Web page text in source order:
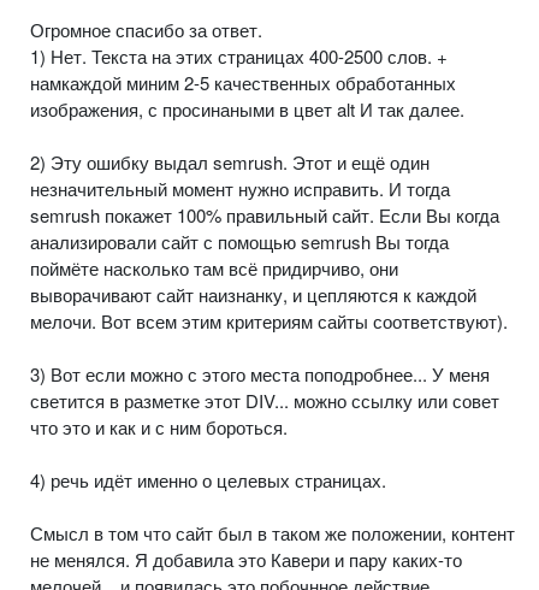
Огромное спасибо за ответ.
1) Нет. Текста на этих страницах 400-2500 слов. +
намкаждой миним 2-5 качественных обработанных
изображения, с просинаными в цвет alt И так далее.
2) Эту ошибку выдал semrush. Этот и ещё один
незначительный момент нужно исправить. И тогда
semrush покажет 100% правильный сайт. Если Вы когда
анализировали сайт с помощью semrush Вы тогда
поймёте насколько там всё придирчиво, они
выворачивают сайт наизнанку, и цепляются к каждой
мелочи. Вот всем этим критериям сайты соответствуют).
3) Вот если можно с этого места поподробнее... У меня
светится в разметке этот DIV... можно ссылку или совет
что это и как и с ним бороться.
4) речь идёт именно о целевых страницах.
Смысл в том что сайт был в таком же положении, контент
не менялся. Я добавила это Кавери и пару каких-то